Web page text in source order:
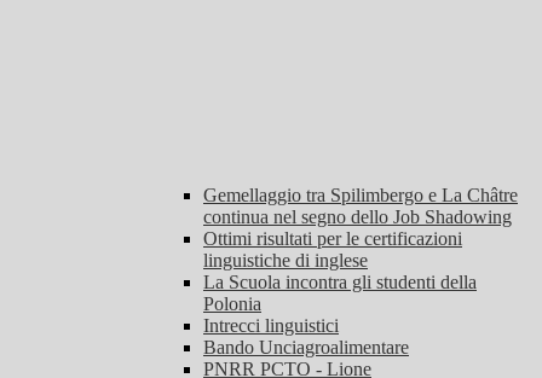
Gemellaggio tra Spilimbergo e La Châtre
continua nel segno dello Job Shadowing
Ottimi risultati per le certificazioni
linguistiche di inglese
La Scuola incontra gli studenti della
Polonia
Intrecci linguistici
Bando Unciagroalimentare
PNRR PCTO - Lione